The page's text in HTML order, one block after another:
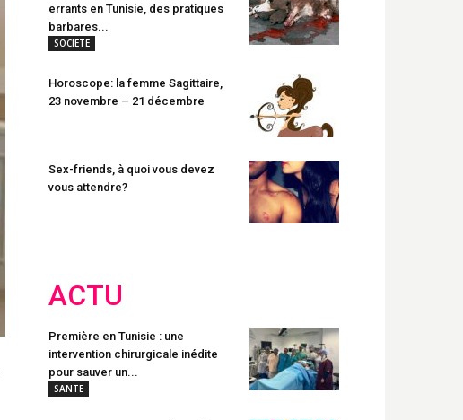
errants en Tunisie, des pratiques
barbares...
SOCIETE
Horoscope: la femme Sagittaire,
23 novembre – 21 décembre
Sex-friends, à quoi vous devez
vous attendre?
ACTU
Première en Tunisie : une
intervention chirurgicale inédite
pour sauver un...
SANTE